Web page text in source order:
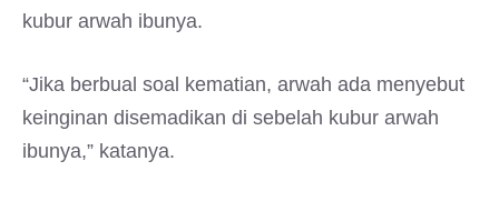
kubur arwah ibunya.
“Jika berbual soal kematian, arwah ada menyebut
keinginan disemadikan di sebelah kubur arwah
ibunya,” katanya.